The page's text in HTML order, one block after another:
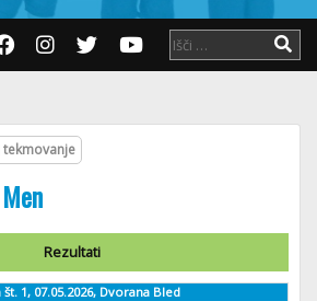
tekmovanje
Rezultati
1, 07.05.2026, Dvorana Bled